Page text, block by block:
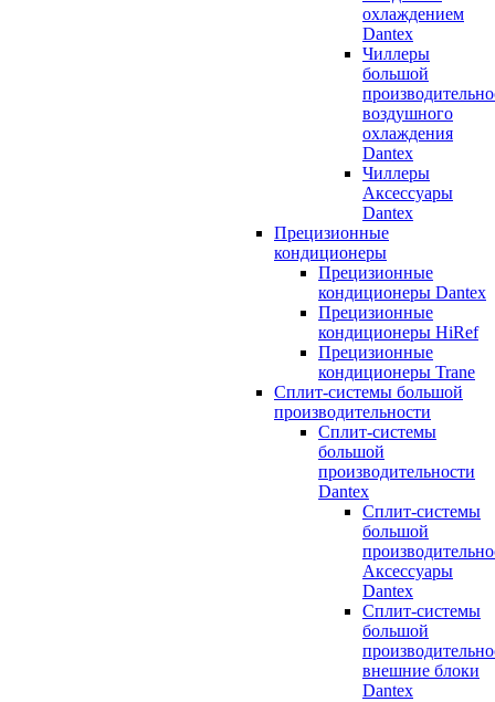
охлаждением
Dantex
Чиллеры
большой
воздушного
охлаждения
Dantex
Чиллеры
Аксессуары
Dantex
Прецизионные
кондиционеры
Прецизионные
кондиционеры Dantex
Прецизионные
кондиционеры HiRef
Прецизионные
кондиционеры Trane
Сплит-системы большой
производительности
Сплит-системы
большой
производительности
Dantex
Сплит-системы
большой
Аксессуары
Dantex
Сплит-системы
большой
внешние блоки
Dantex